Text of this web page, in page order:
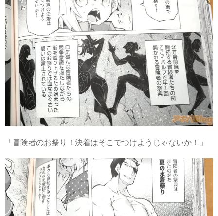
「冒険者のお祭り！決着はそこでつけようじゃないか！」